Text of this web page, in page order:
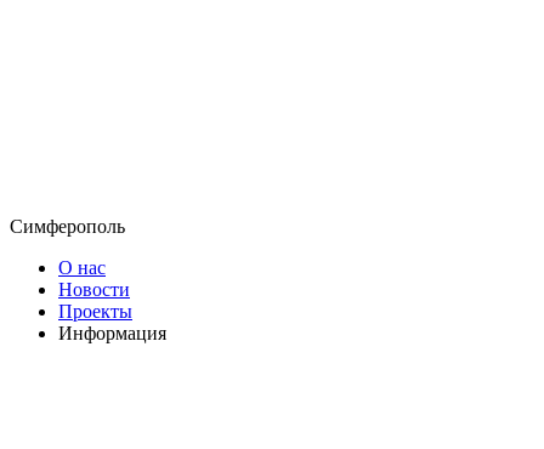
Симферополь
О нас
Новости
Проекты
Информация